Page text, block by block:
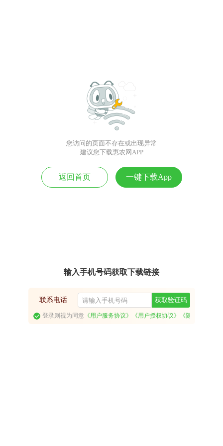
您访问的页面不存在或出现异常
建议您下载惠农网APP
返回首页 一键下载App
输入手机号码获取下载链接
联系电话 获取验证码
登录则视为同意《用户服务协议》 《用户授权协议》 《隐私政策》